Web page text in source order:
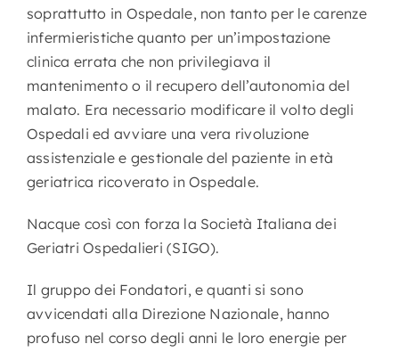
soprattutto in Ospedale, non tanto per le carenze
infermieristiche quanto per un’impostazione
clinica errata che non privilegiava il
mantenimento o il recupero dell’autonomia del
malato. Era necessario modificare il volto degli
Ospedali ed avviare una vera rivoluzione
assistenziale e gestionale del paziente in età
geriatrica ricoverato in Ospedale.
Nacque così con forza la Società Italiana dei
Geriatri Ospedalieri (SIGO).
Il gruppo dei Fondatori, e quanti si sono
avvicendati alla Direzione Nazionale, hanno
profuso nel corso degli anni le loro energie per